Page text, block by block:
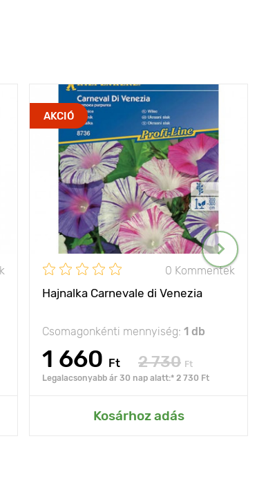
AKCIÓ
0 Kommentek
Hajnalka Carnevale di Venezia
Csomagonkénti mennyiség: 1 db
1 660 Ft 2 730 Ft
Legalacsonyabb ár 30 nap alatt:* 2 730 Ft
Kosárhoz adás